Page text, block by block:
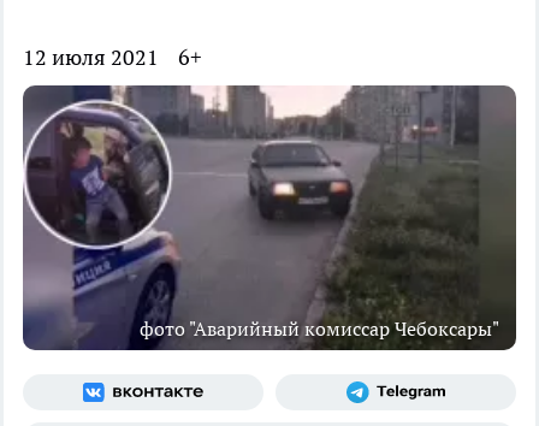
12 июля 2021 6+
фото "Аварийный комиссар Чебоксары"